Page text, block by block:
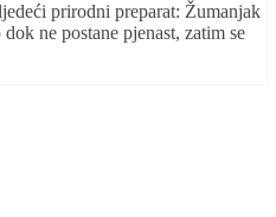
prirodni preparat: Žumanjak
ne postane pjenast, zatim se